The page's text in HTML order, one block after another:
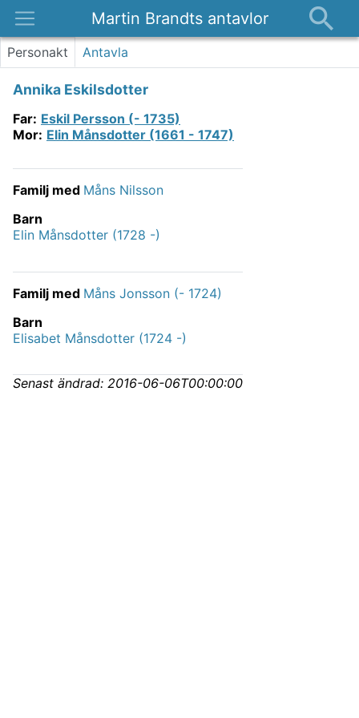
Martin Brandts antavlor
Platser
Kontakt
Personakt Antavla
Annika Eskilsdotter
Far: Eskil Persson (- 1735)
Mor: Elin Månsdotter (1661 - 1747)
Familj med Måns Nilsson
Barn
Elin Månsdotter (1728 -)
Familj med Måns Jonsson (- 1724)
Barn
Elisabet Månsdotter (1724 -)
Senast ändrad: 2016-06-06T00:00:00